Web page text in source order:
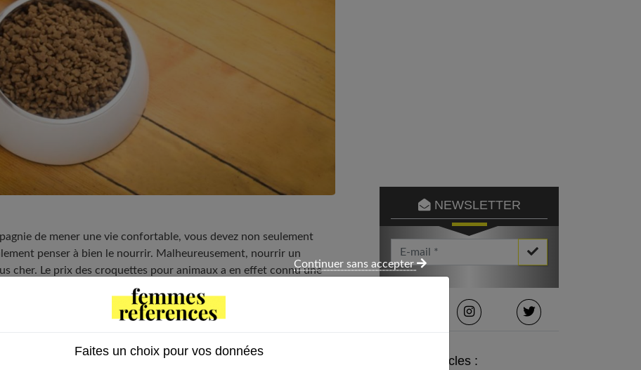
de mener une vie confortable, vous devez non seulement
penser à bien le nourrir. Malheureusement, nourrir un
cher. Le prix des croquettes pour animaux a en effet connu une
importante en 2023. Si vous possédez un compagnon à
vous permettront de bien acheter des croquettes pour votre
NEWSLETTER
Votre Email *
Derniers articles :
Faites un choix pour vos données
Continuer sans accepter